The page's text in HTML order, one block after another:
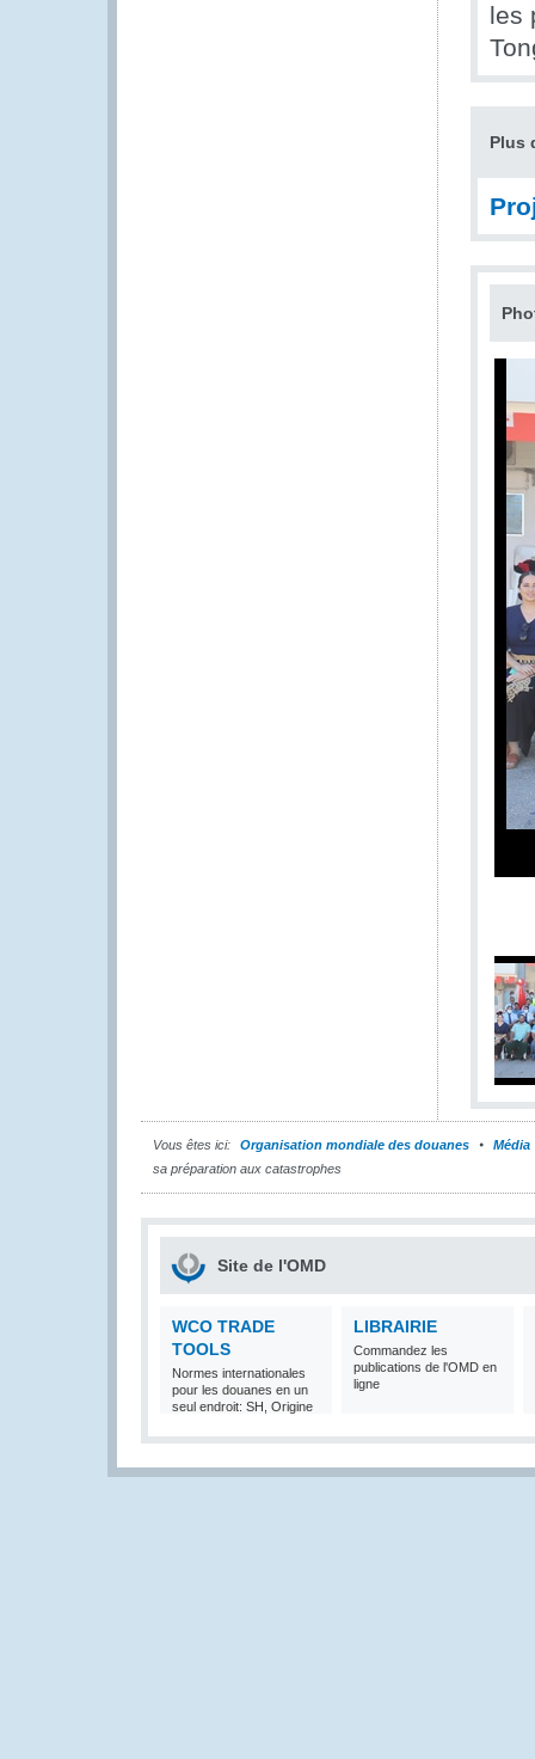
les
Plus
Vous êtes ici: Organisation mondiale des douanes
Média
sa préparation aux catastrophes
Site de l'OMD
WCO TRADE
TOOLS
Normes internationales
pour les douanes en un
seul endroit: SH, Origine
LIBRAIRIE
Commandez les
publications de l'OMD en
ligne